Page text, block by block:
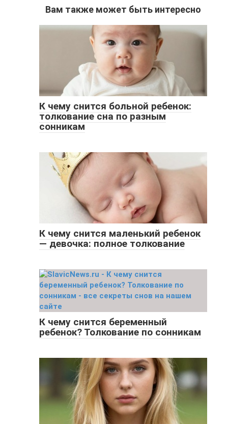
Вам также может быть интересно
К чему снится больной ребенок:
толкование сна по разным
сонникам
К чему снится маленький ребенок
— девочка: полное толкование
К чему снится беременный
ребенок? Толкование по сонникам